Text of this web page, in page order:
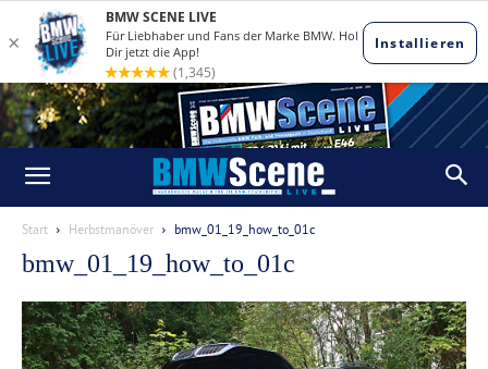
Start Herbstmanöver bmw_01_19_how_to_01c
bmw_01_19_how_to_01c